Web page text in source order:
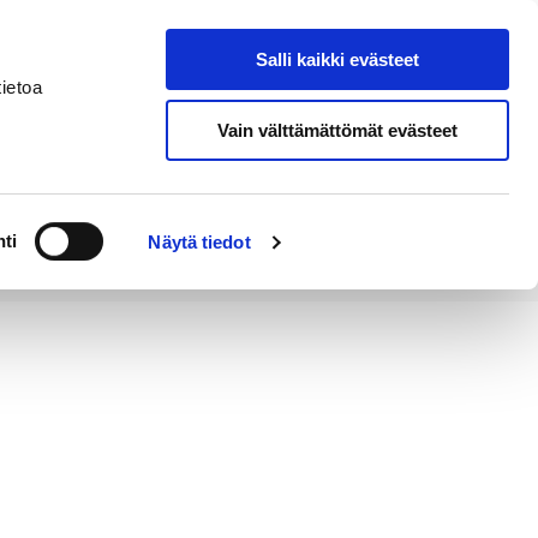
Näytä tiedot
Salli kaikki evästeet
Vain välttämättömät evästeet
Hae sivustolta